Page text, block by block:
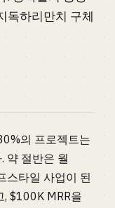
독하리만치 구체
의 프로젝트는
약 절반은 월
스타일 사업이 된
$100K MRR을